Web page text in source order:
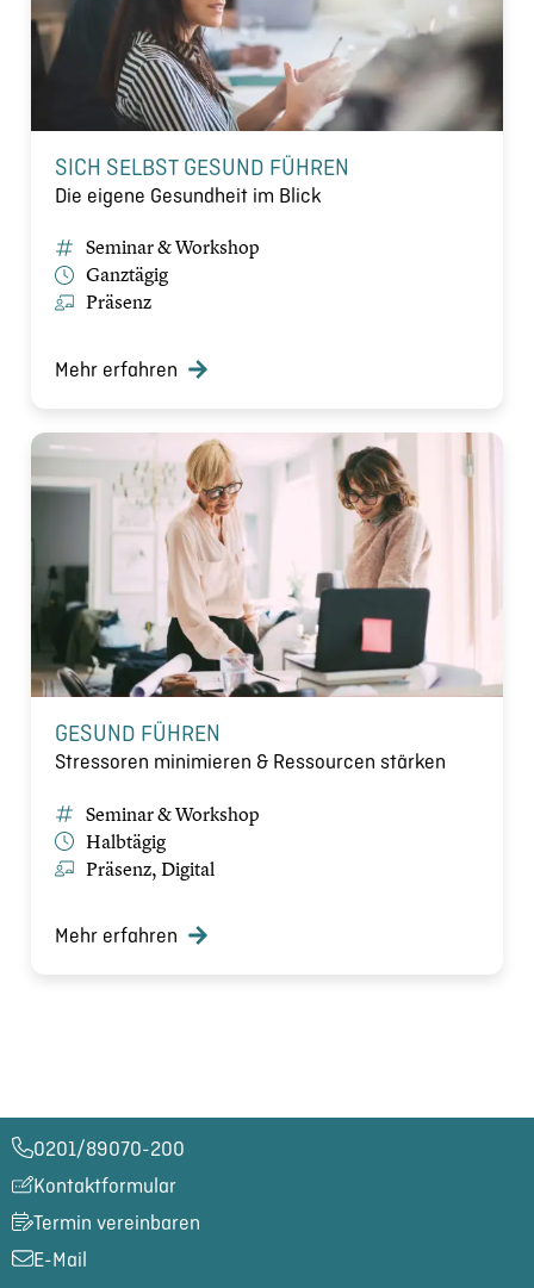
SICH SELBST GESUND FÜHREN
Die eigene Gesundheit im Blick
Seminar & Workshop
Ganztägig
Präsenz
Mehr erfahren
GESUND FÜHREN
Stressoren minimieren & Ressourcen stärken
Seminar & Workshop
Halbtägig
Präsenz, Digital
Mehr erfahren
0201/89070-200​
Kontaktformular
Termin vereinbaren
E-Mail